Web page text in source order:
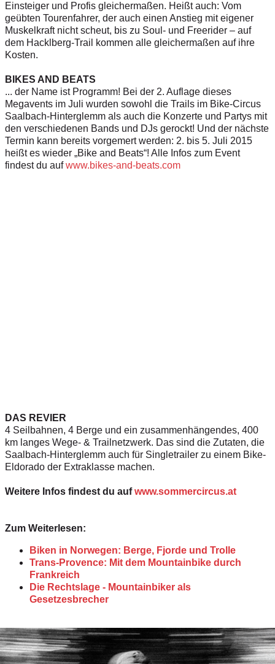
Einsteiger und Profis gleichermaßen. Heißt auch: Vom
geübten Tourenfahrer, der auch einen Anstieg mit eigener
Muskelkraft nicht scheut, bis zu Soul- und Freerider – auf
dem Hacklberg-Trail kommen alle gleichermaßen auf ihre
Kosten.
BIKES AND BEATS
... der Name ist Programm! Bei der 2. Auflage dieses
Megavents im Juli wurden sowohl die Trails im Bike-Circus
Saalbach-Hinterglemm als auch die Konzerte und Partys mit
den verschiedenen Bands und DJs gerockt! Und der nächste
Termin kann bereits vorgemert werden: 2. bis 5. Juli 2015
heißt es wieder „Bike and Beats“! Alle Infos zum Event
findest du aufwww.bikes-and-beats.com
DAS REVIER
4 Seilbahnen, 4 Berge und ein zusammenhängendes, 400
km langes Wege- & Trailnetzwerk. Das sind die Zutaten, die
Saalbach-Hinterglemm auch für Singletrailer zu einem Bike-
Eldorado der Extraklasse machen.
Weitere Infos findest du aufwww.sommercircus.at
Zum Weiterlesen:
Biken in Norwegen: Berge, Fjorde und Trolle
Trans-Provence: Mit dem Mountainbike durch
Frankreich
Die Rechtslage - Mountainbiker als
Gesetzesbrecher